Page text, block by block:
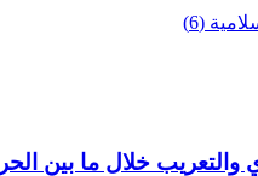
(6)
والتعريب خلال ما بين